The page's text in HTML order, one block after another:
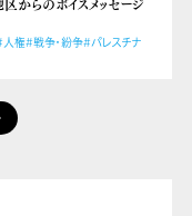
権#戦争・紛争#パレスチナ